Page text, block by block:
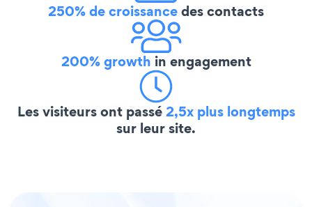
250% de croissancedes contacts
200% growth in engagement
Les visiteurs ont passé2,5x plus longtemps
sur leur site.